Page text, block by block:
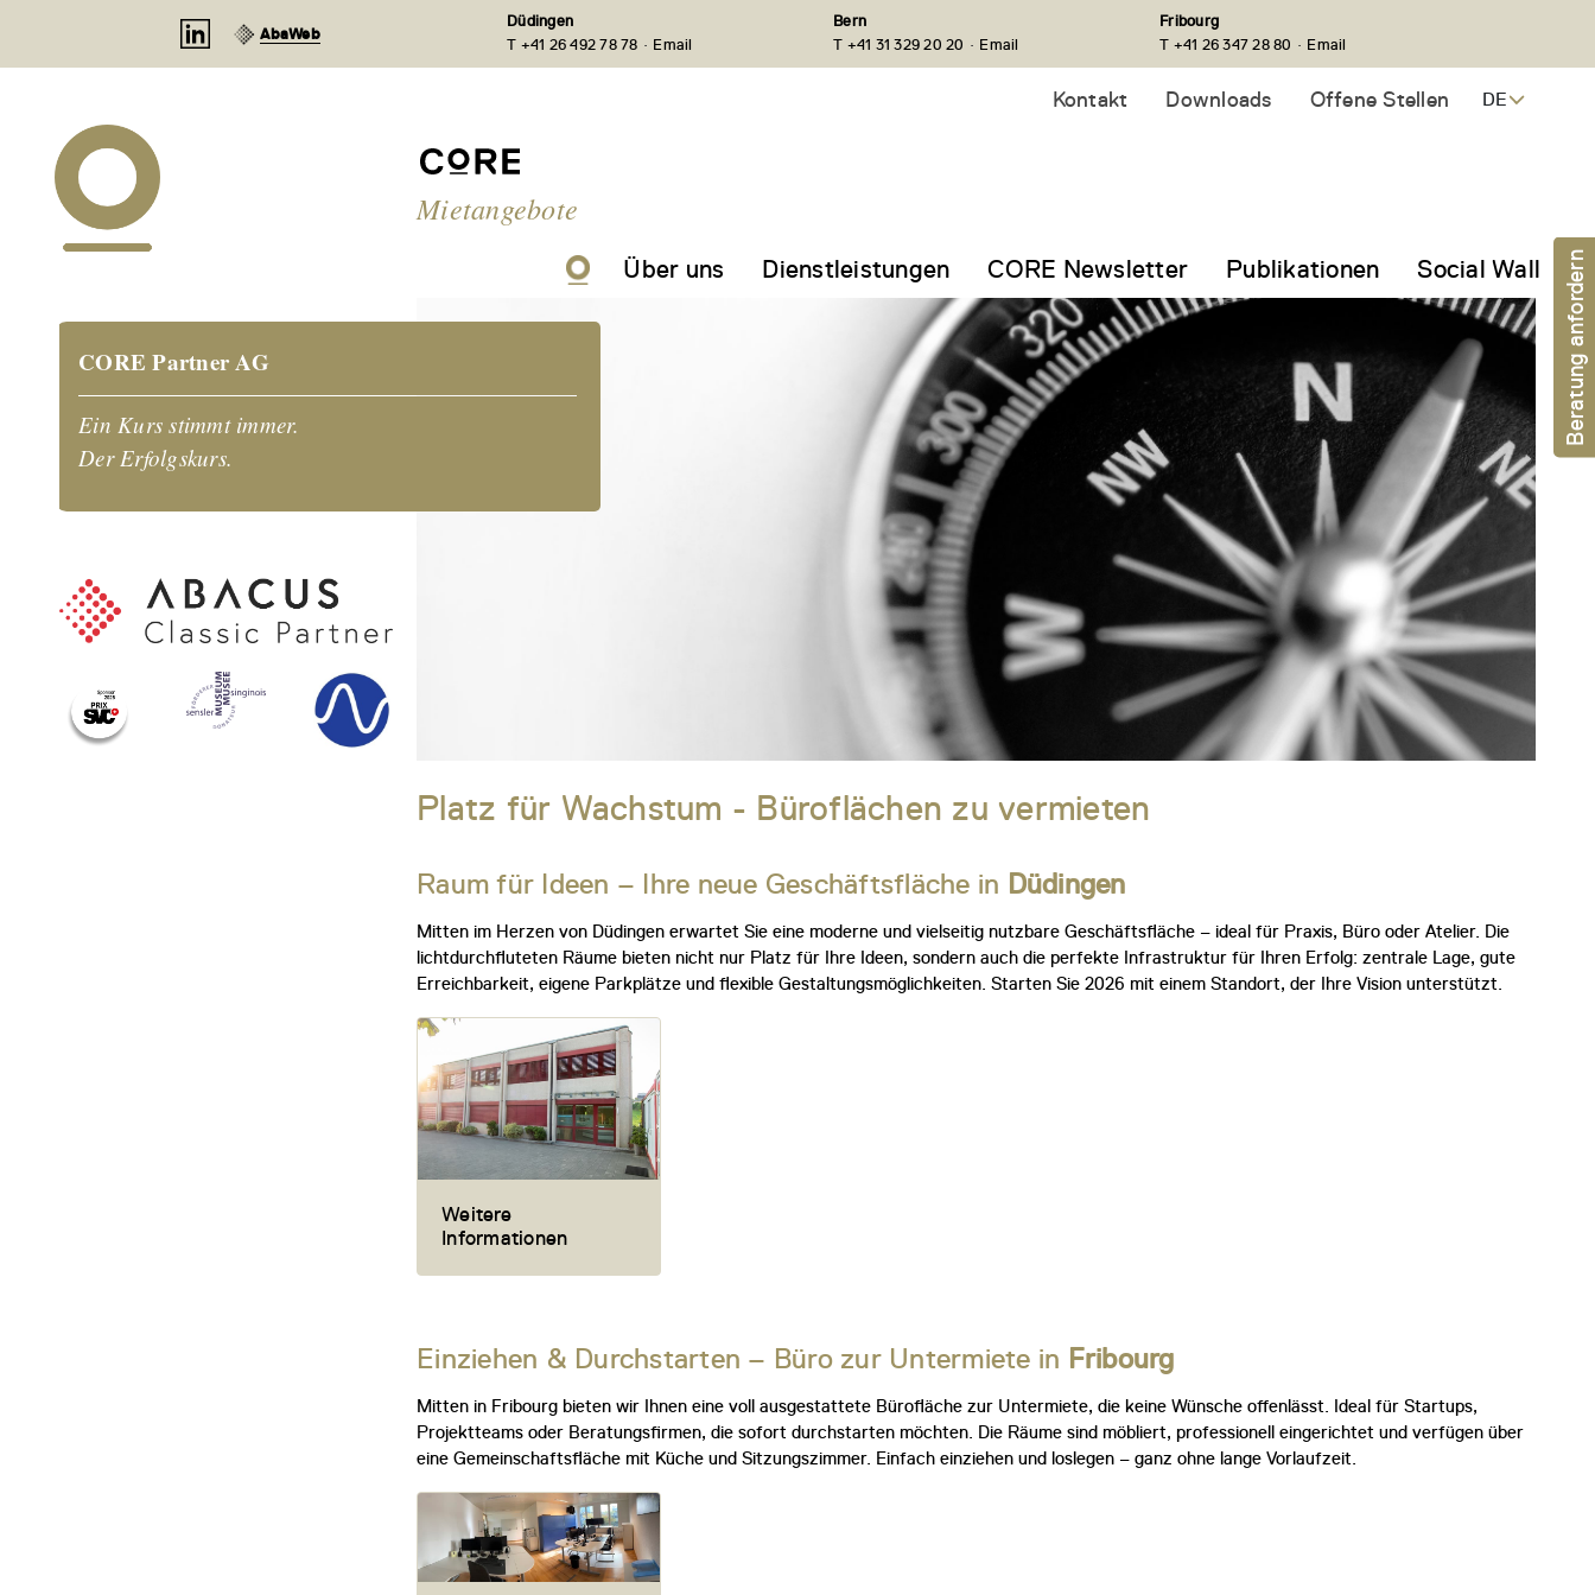
AbaWeb
Düdingen
T +41 26 492 78 78 · Email
Bern
T +41 31 329 20 20 · Email
Fribourg
T +41 26 347 28 80 · Email
Kontakt Downloads Offene Stellen DE
Mietangebote
Über uns Dienstleistungen CORE Newsletter Publikationen Social Wall
CORE Partner AG
Ein Kurs stimmt immer.
Der Erfolgskurs.
Platz für Wachstum - Büroflächen zu vermieten
Raum für Ideen – Ihre neue Geschäftsfläche in Düdingen
Mitten im Herzen von Düdingen erwartet Sie eine moderne und vielseitig nutzbare Geschäftsfläche – ideal für Praxis, Büro oder Atelier. Die
lichtdurchfluteten Räume bieten nicht nur Platz für Ihre Ideen, sondern auch die perfekte Infrastruktur für Ihren Erfolg: zentrale Lage, gute
Erreichbarkeit, eigene Parkplätze und flexible Gestaltungsmöglichkeiten. Starten Sie 2026 mit einem Standort, der Ihre Vision unterstützt.
Weitere
Informationen
Einziehen & Durchstarten – Büro zur Untermiete in Fribourg
Mitten in Fribourg bieten wir Ihnen eine voll ausgestattete Bürofläche zur Untermiete, die keine Wünsche offenlässt. Ideal für Startups,
Projektteams oder Beratungsfirmen, die sofort durchstarten möchten. Die Räume sind möbliert, professionell eingerichtet und verfügen über
eine Gemeinschaftsfläche mit Küche und Sitzungszimmer. Einfach einziehen und loslegen – ganz ohne lange Vorlaufzeit.
Beratung anfordern